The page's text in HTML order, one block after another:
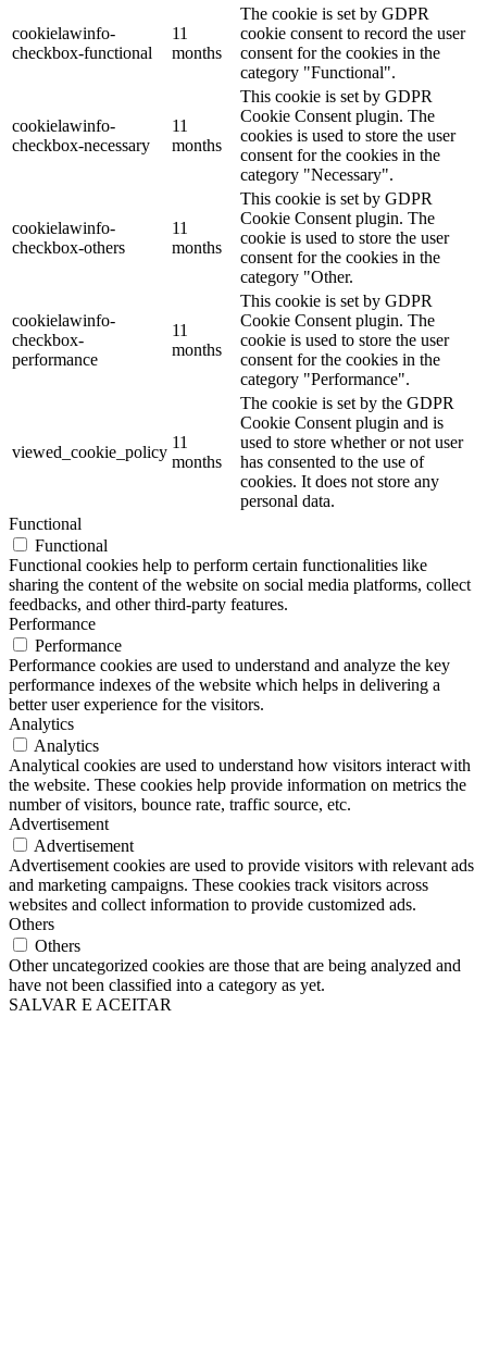
cookielawinfo-
checkbox-functional
11
months
The cookie is set by GDPR
cookie consent to record the user
consent for the cookies in the
category "Functional".
cookielawinfo-
checkbox-necessary
11
months
This cookie is set by GDPR
Cookie Consent plugin. The
cookies is used to store the user
consent for the cookies in the
category "Necessary".
cookielawinfo-
checkbox-others
11
months
This cookie is set by GDPR
Cookie Consent plugin. The
cookie is used to store the user
consent for the cookies in the
category "Other.
cookielawinfo-
checkbox-
performance
11
months
This cookie is set by GDPR
Cookie Consent plugin. The
cookie is used to store the user
consent for the cookies in the
category "Performance".
viewed_cookie_policy
11
months
The cookie is set by the GDPR
Cookie Consent plugin and is
used to store whether or not user
has consented to the use of
cookies. It does not store any
personal data.
Functional
Functional
Functional cookies help to perform certain functionalities like
sharing the content of the website on social media platforms, collect
feedbacks, and other third-party features.
Performance
Performance
Performance cookies are used to understand and analyze the key
performance indexes of the website which helps in delivering a
better user experience for the visitors.
Analytics
Analytics
Analytical cookies are used to understand how visitors interact with
the website. These cookies help provide information on metrics the
number of visitors, bounce rate, traffic source, etc.
Advertisement
Advertisement
Advertisement cookies are used to provide visitors with relevant ads
and marketing campaigns. These cookies track visitors across
websites and collect information to provide customized ads.
Others
Others
Other uncategorized cookies are those that are being analyzed and
have not been classified into a category as yet.
SALVAR E ACEITAR